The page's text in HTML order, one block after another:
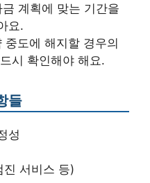
계획에 맞는 기간을
요.
중도에 해지할 경우의
시 확인해야 해요.
들
성
진 서비스 등)